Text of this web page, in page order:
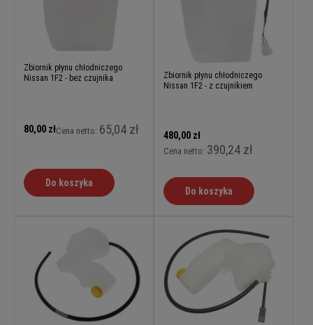
Zbiornik płynu chłodniczego
Nissan 1F2 - bez czujnika
80,00 złCena netto: 65,04 zł
Do koszyka
Zbiornik płynu chłodniczego
Nissan 1F2 - z czujnikiem
480,00 zł
Cena netto: 390,24 zł
Do koszyka